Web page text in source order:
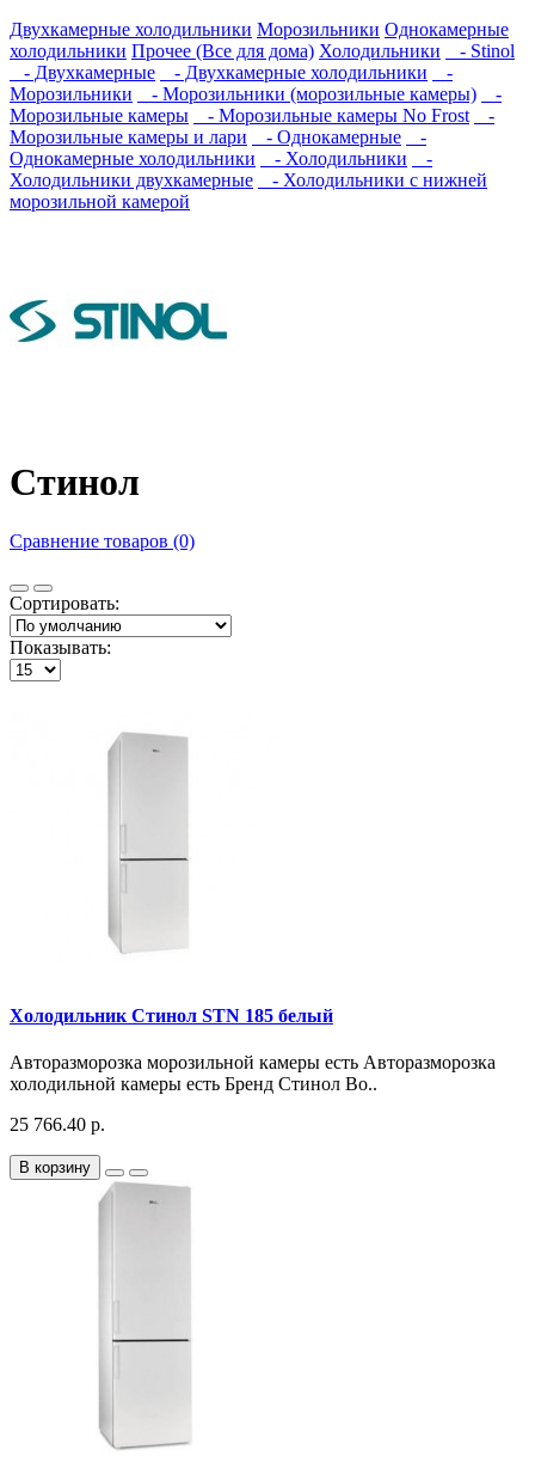
Двухкамерные холодильники Морозильники Однокамерные
холодильники Прочее (Все для дома) Холодильники
- Stinol
- Двухкамерные
- Двухкамерные холодильники
-
Морозильники
- Морозильники (морозильные камеры)
-
Морозильные камеры
- Морозильные камеры No Frost
-
Морозильные камеры и лари
- Однокамерные
-
Однокамерные холодильники
- Холодильники
-
Холодильники двухкамерные
- Холодильники с нижней
морозильной камерой
Стинол
Сравнение товаров (0)
Сортировать:
Показывать:
Холодильник Стинол STN 185 белый
Авторазморозка морозильной камеры есть Авторазморозка
холодильной камеры есть Бренд Стинол Во..
25 766.40 р.
В корзину